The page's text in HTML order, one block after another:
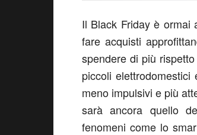
Il Black Friday è ormai
fare acquisti
spendere di più
piccoli
meno impulsivi e più
sarà ancora quello
fenomeni come lo